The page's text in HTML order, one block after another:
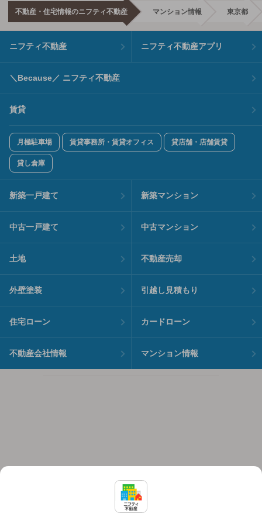
不動産・住宅情報のニフティ不動産 マンション情報 東京都
ニフティ不動産 ニフティ不動産アプリ
＼Because／ ニフティ不動産
賃貸
月極駐車場 賃貸事務所・賃貸オフィス 貸店舗・店舗賃貸
貸し倉庫
新築一戸建て 新築マンション
中古一戸建て 中古マンション
土地 不動産売却
外壁塗装 引越し見積もり
住宅ローン カードローン
不動産会社情報 マンション情報